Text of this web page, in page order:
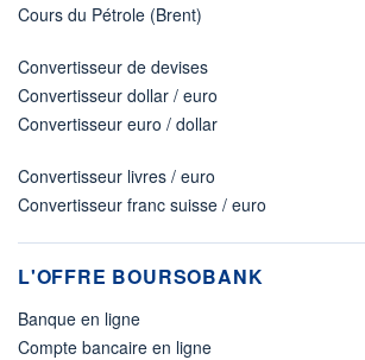
Cours du Pétrole (Brent)
Convertisseur de devises
Convertisseur dollar / euro
Convertisseur euro / dollar
Convertisseur livres / euro
Convertisseur franc suisse / euro
L'OFFRE BOURSOBANK
Banque en ligne
Compte bancaire en ligne